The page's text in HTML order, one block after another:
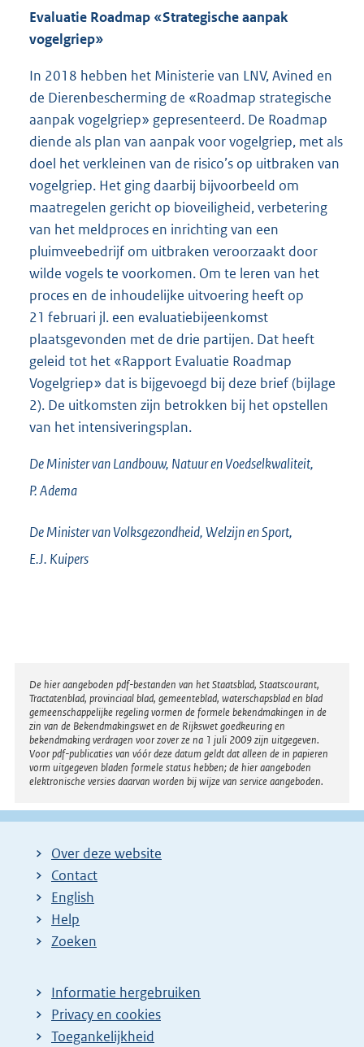
Evaluatie Roadmap «Strategische aanpak
vogelgriep»
In 2018 hebben het Ministerie van LNV, Avined en
de Dierenbescherming de «Roadmap strategische
aanpak vogelgriep» gepresenteerd. De Roadmap
diende als plan van aanpak voor vogelgriep, met als
doel het verkleinen van de risico’s op uitbraken van
vogelgriep. Het ging daarbij bijvoorbeeld om
maatregelen gericht op bioveiligheid, verbetering
van het meldproces en inrichting van een
pluimveebedrijf om uitbraken veroorzaakt door
wilde vogels te voorkomen. Om te leren van het
proces en de inhoudelijke uitvoering heeft op
21 februari jl. een evaluatiebijeenkomst
plaatsgevonden met de drie partijen. Dat heeft
geleid tot het «Rapport Evaluatie Roadmap
Vogelgriep» dat is bijgevoegd bij deze brief (bijlage
2). De uitkomsten zijn betrokken bij het opstellen
van het intensiveringsplan.
De Minister van Landbouw, Natuur en Voedselkwaliteit,
P.Adema
De Minister van Volksgezondheid, Welzijn en Sport,
E.J. Kuipers
Disclaimer
De hier aangeboden pdf-bestanden van het Staatsblad, Staatscourant,
Tractatenblad, provinciaal blad, gemeenteblad, waterschapsblad en blad
gemeenschappelijke regeling vormen de formele bekendmakingen in de
zin van de Bekendmakingswet en de Rijkswet goedkeuring en
bekendmaking verdragen voor zover ze na 1 juli 2009 zijn uitgegeven.
Voor pdf-publicaties van vóór deze datum geldt dat alleen de in papieren
vorm uitgegeven bladen formele status hebben; de hier aangeboden
elektronische versies daarvan worden bij wijze van service aangeboden.
Over deze website
Contact
English
Help
Zoeken
Informatie hergebruiken
Privacy en cookies
Toegankelijkheid